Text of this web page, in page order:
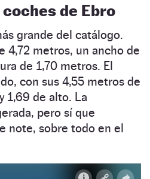
de Ebro
grande del catálogo.
4,72 metros, un ancho de
de 1,70 metros. El
con sus 4,55 metros de
1,69 de alto. La
pero sí que
note, sobre todo en el